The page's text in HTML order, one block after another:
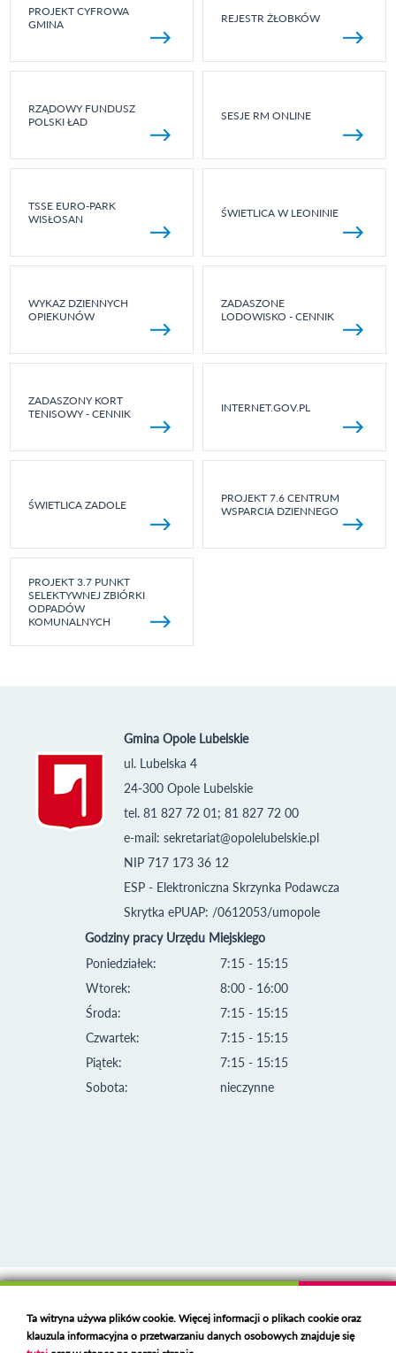
PROJEKT CYFROWA
GMINA
REJESTR ŻŁOBKÓW
RZĄDOWY FUNDUSZ
POLSKI ŁAD
SESJE RM ONLINE
TSSE EURO-PARK
WISŁOSAN
ŚWIETLICA W LEONINIE
WYKAZ DZIENNYCH
OPIEKUNÓW
ZADASZONE
LODOWISKO - CENNIK
ZADASZONY KORT
TENISOWY - CENNIK
INTERNET.GOV.PL
ŚWIETLICA ZADOLE
PROJEKT 7.6 CENTRUM
WSPARCIA DZIENNEGO
PROJEKT 3.7 PUNKT
SELEKTYWNEJ ZBIÓRKI
ODPADÓW
KOMUNALNYCH
Gmina Opole Lubelskie
ul. Lubelska 4
24-300 Opole Lubelskie
tel. 81 827 72 01; 81 827 72 00
e-mail: sekretariat@opolelubelskie.pl
NIP 717 173 36 12
ESP - Elektroniczna Skrzynka Podawcza
Skrytka ePUAP: /0612053/umopole
Godziny pracy Urzędu Miejskiego
Poniedziałek:
Wtorek:
Środa:
Czwartek:
Piątek:
Sobota:
7:15 - 15:15
8:00 - 16:00
7:15 - 15:15
7:15 - 15:15
7:15 - 15:15
nieczynne
Deklaracja dostępności
Polski serwer RBLhttps://polspam.pl/
Ta witryna używa plików cookie. Więcej informacji o plikach cookie oraz
klauzula informacyjna o przetwarzaniu danych osobowych znajduje się